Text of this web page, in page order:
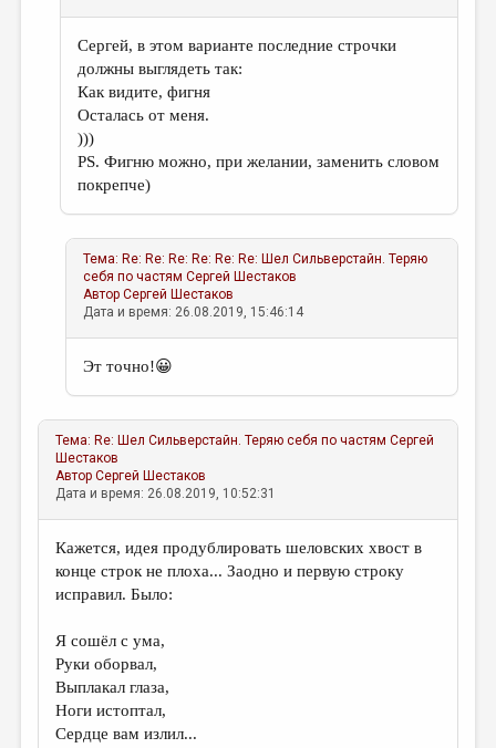
Сергей, в этом варианте последние строчки
должны выглядеть так:
Как видите, фигня
Осталась от меня.
)))
PS. Фигню можно, при желании, заменить словом
покрепче)
Тема: Re: Re: Re: Re: Re: Re: Шел Сильверстайн. Теряю
себя по частям Сергей Шестаков
АвторСергей Шестаков
Дата и время: 26.08.2019, 15:46:14
Эт точно!😀
Тема: Re: Шел Сильверстайн. Теряю себя по частям Сергей
Шестаков
АвторСергей Шестаков
Дата и время: 26.08.2019, 10:52:31
Кажется, идея продублировать шеловских хвост в
конце строк не плоха... Заодно и первую строку
исправил. Было:
Я сошёл с ума,
Руки оборвал,
Выплакал глаза,
Ноги истоптал,
Сердце вам излил...